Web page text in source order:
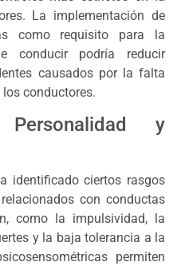
La implementación de
como requisito para la
conducir podría reducir
causados por la falta
conductores.
y
identificado ciertos rasgos
con conductas
como la impulsividad, la
y la baja tolerancia a la
permiten